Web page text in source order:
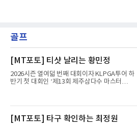
골프
[MT포토] 티샷 날리는 황민정
2026시즌 열여덟 번째 대회이자 KLPGA투어 하
반기 첫 대회인 ‘제13회 제주삼다수 마스터
트(파72/6,767야드)에서 열리고 있다.6일 현재
1라운드 경기가 펼쳐지고 있다.황민정이 16번
홀에서 경기하고 있다.
[MT포토] 타구 확인하는 최정원